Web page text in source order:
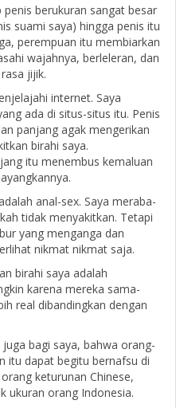
berukuran sangat besar
suami saya) hingga penis itu
perempuan itu membiarkan
wajahnya, berleleran, dan
jijik.
internet. Saya
ada di situs-situs itu. Penis
panjang agak mengerikan
birahi saya.
itu menembus kemaluan
anal-sex. Saya meraba-
tidak menyakitkan. Tetapi
yang menganga dan
nikmat nikmat saja.
birahi saya adalah
karena mereka sama-
real dibandingkan dengan
bagi saya, bahwa orang-
itu dapat begitu bernafsu di
keturunan Chinese,
ukuran orang Indonesia.